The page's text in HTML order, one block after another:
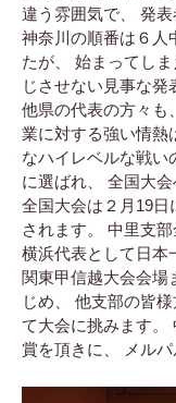
違う雰囲気で、 発表
神奈川の順番は６人
たが、 始まってし
じさせない見事な発
他県の代表の方々も
業に対する強い情熱
なハイレベルな戦い
に選ばれ、 全国大会
全国大会は２月19日
されます。 中里支
横浜代表として日本
関東甲信越大会会場
じめ、 他支部の皆
て大会に挑みます。
賞を頂きに、 メル